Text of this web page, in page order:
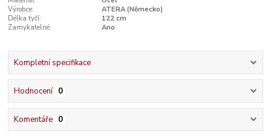
Výrobce:
ATERA (Německo)
Délka tyčí:
122 cm
Zamykatelné:
Ano
Kompletní specifikace
Hodnocení 0
Komentáře 0